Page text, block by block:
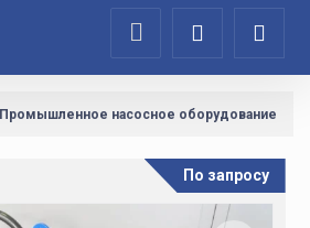
Промышленное насосное оборудование
По запросу